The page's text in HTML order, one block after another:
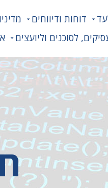
דוחות ודיווחים
לסוכנים וליועצים